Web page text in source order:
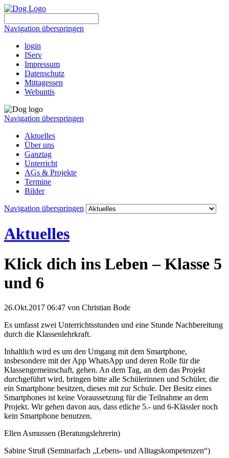
Navigation überspringen
login
IServ
Impressum
Datenschutz
Mittagessen
Webuntis
Navigation überspringen
Aktuelles
Über uns
Ganztag
Unterricht
AGs & Projekte
Termine
Bilder
Navigation überspringen
Aktuelles
Klick dich ins Leben – Klasse 5
und 6
26.Okt.2017 06:47 von Christian Bode
Es umfasst zwei Unterrichtsstunden und eine Stunde Nachbereitung
durch die Klassenlehrkraft.
Inhaltlich wird es um den Umgang mit dem Smartphone,
insbesondere mit der App WhatsApp und deren Rolle für die
Klassengemeinschaft, gehen. An dem Tag, an dem das Projekt
durchgeführt wird, bringen bitte alle Schülerinnen und Schüler, die
ein Smartphone besitzen, dieses mit zur Schule. Der Besitz eines
Smartphones ist keine Voraussetzung für die Teilnahme an dem
Projekt. Wir gehen davon aus, dass etliche 5.- und 6-Klässler noch
kein Smartphone benutzen.
Ellen Asmussen (Beratungslehrerin)
Sabine Struß (Seminarfach „Lebens- und Alltagskompetenzen“)